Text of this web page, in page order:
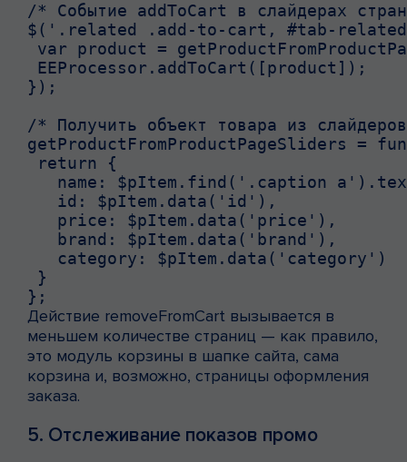
/* Событие addToCart в слайдерах
$('.related .add-to-cart, #tab-
var product =
EEProcessor.addToCart([product]);
});
/* Получить объект товара из
getProductFromProductPageSliders =
return {
name: $pItem.find('.caption
   id: $pItem.data('id'),
   price: $pItem.data('price'),
   brand: $pItem.data('brand'),
   category: $pItem.data('category')
}
};
Действие removeFromCart вызывается в
меньшем количестве страниц — как правило,
это модуль корзины в шапке сайта, сама
корзина и, возможно, страницы оформления
заказа.
5. Отслеживание показов промо